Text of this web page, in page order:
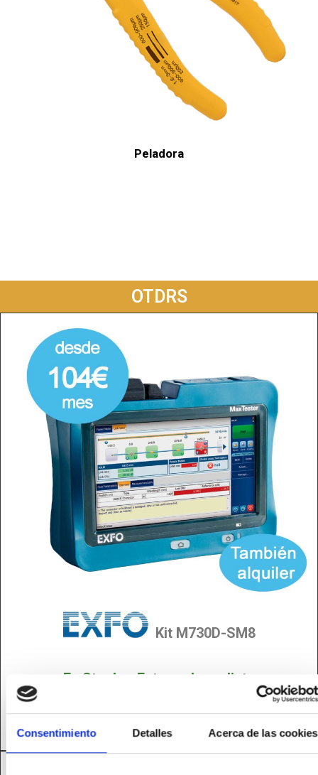
Consentimiento Detalles Acerca de las cookies
Peladora
OTDRS
Kit M730D-SM8
En Stock ~ Entrega Inmediata
VER INFO COMPLETA